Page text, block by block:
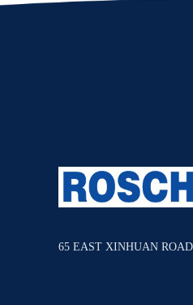
65 EAST XINHUAN